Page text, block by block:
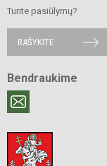
Turite pasiūlymų?
RAŠYKITE
Bendraukime